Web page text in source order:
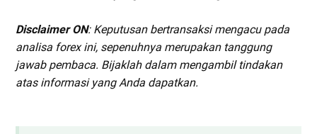
Disclaimer ON: Keputusan bertransaksi mengacu pada
analisa forex ini, sepenuhnya merupakan tanggung
jawab pembaca. Bijaklah dalam mengambil tindakan
atas informasi yang Anda dapatkan.